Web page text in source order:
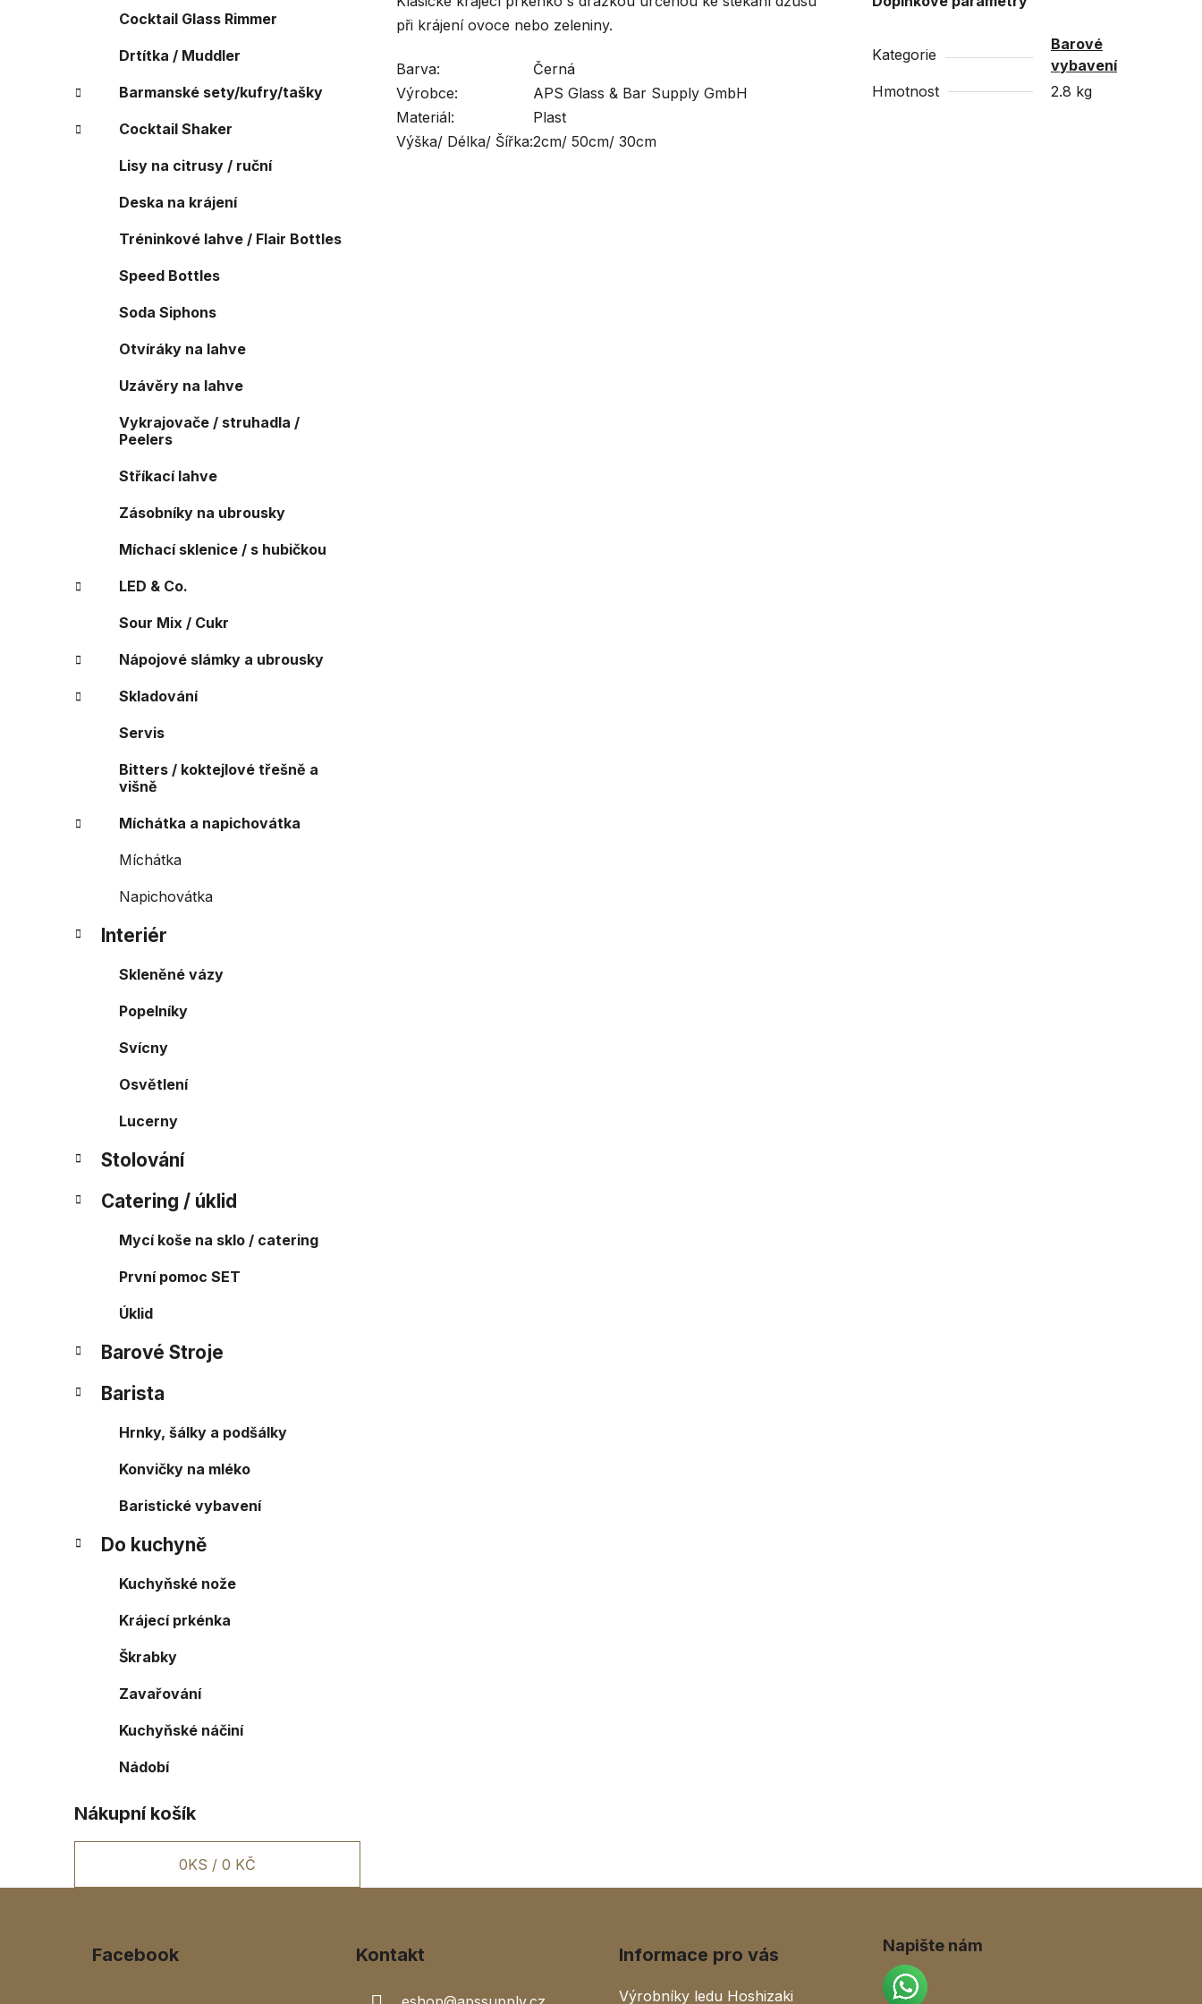
Cocktail Glass Rimmer
Drtítka / Muddler
Barmanské sety/kufry/tašky
Cocktail Shaker
Lisy na citrusy / ruční
Deska na krájení
Tréninkové lahve / Flair Bottles
Speed Bottles
Soda Siphons
Otvíráky na lahve
Uzávěry na lahve
Vykrajovače / struhadla /
Peelers
Stříkací lahve
Zásobníky na ubrousky
Míchací sklenice / s hubičkou
LED & Co.
Sour Mix / Cukr
Nápojové slámky a ubrousky
Skladování
Servis
Bitters / koktejlové třešně a
višně
Míchátka a napichovátka
Míchátka
Napichovátka
Interiér
Skleněné vázy
Popelníky
Svícny
Osvětlení
Lucerny
Stolování
Catering / úklid
Mycí koše na sklo / catering
První pomoc SET
Úklid
Barové Stroje
Barista
Hrnky, šálky a podšálky
Konvičky na mléko
Baristické vybavení
Do kuchyně
Kuchyňské nože
Krájecí prkénka
Škrabky
Zavařování
Kuchyňské náčiní
Nádobí
Nákupní košík
0KS / 0 KČ
při krájení ovoce nebo zeleniny.
Barva:
Černá
Výrobce:
APS Glass & Bar Supply GmbH
Materiál:
Plast
Výška/ Délka/ Šířka:2cm/ 50cm/ 30cm
Kategorie
Barové
vybavení
Hmotnost
2.8 kg
Facebook Kontakt Informace pro vás
Výrobníky ledu Hoshizaki
Napište nám